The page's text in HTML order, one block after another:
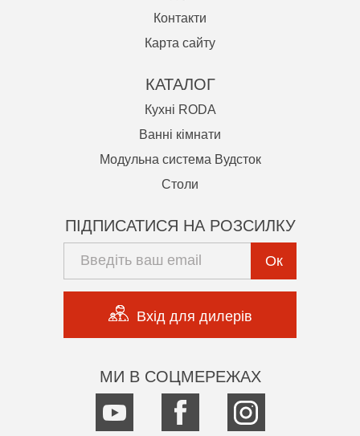
Контакти
Карта сайту
КАТАЛОГ
Кухні RODA
Ванні кімнати
Модульна система Вудсток
Cтоли
ПІДПИСАТИСЯ НА РОЗСИЛКУ
Ок
Вхід для дилерів
МИ В СОЦМЕРЕЖАХ